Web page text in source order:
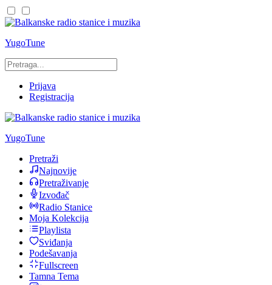
YugoTune
Prijava
Registracija
YugoTune
Pretraži
Najnovije
Pretraživanje
Izvođač
Radio Stanice
Moja Kolekcija
Playlista
Sviđanja
Podešavanja
Fullscreen
Tamna Tema